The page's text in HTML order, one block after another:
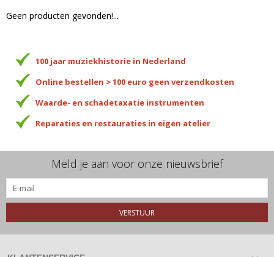
Geen producten gevonden!...
100 jaar muziekhistorie in Nederland
Online bestellen > 100 euro geen verzendkosten
Waarde- en schadetaxatie instrumenten
Reparaties en restauraties in eigen atelier
Meld je aan voor onze nieuwsbrief
VERSTUUR